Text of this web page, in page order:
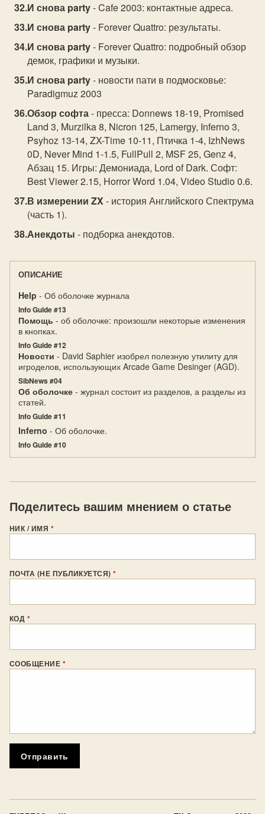
И снова party- Cafe 2003: контактные адреса.
И снова party- Forever Quattro: результаты.
И снова party- Forever Quattro: подробный обзор
демок, графики и музыки.
И снова party- новости пати в подмосковье:
Paradigmuz 2003
Обзор софта- пресса: Donnews 18-19, Promised
Land 3, Murzilka 8, Nicron 125, Lamergy, Inferno 3,
Psyhoz 13-14, ZX-Time 10-11, Птичка 1-4, IzhNews
0D, Never Mind 1-1.5, FullPull 2, MSF 25, Genz 4,
Абзац 15. Игры: Демониада, Lord of Dark. Софт:
Best Viewer 2.15, Horror Word 1.04, Video Studio 0.6.
В измерении ZX- история Английского Спектрума
(часть 1).
Анекдоты - подборка анекдотов.
ОПИСАНИЕ
Help - Об оболочке журнала
Info Guide #13
Помощь - об оболочке: произошли некоторые изменения
в кнопках.
Info Guide #12
Новости - David Saphier изобрел полезную утилиту для
игроделов, использующих Arcade Game Desinger (AGD).
SibNews #04
Об оболочке - журнал состоит из разделов, а разделы из
статей.
Info Guide #11
Inferno - Об оболочке.
Info Guide #10
Поделитесь вашим мнением о статье
НИК / ИМЯ *
ПОЧТА (НЕ ПУБЛИКУЕТСЯ)*
КОД *
СООБЩЕНИЕ *
Отправить